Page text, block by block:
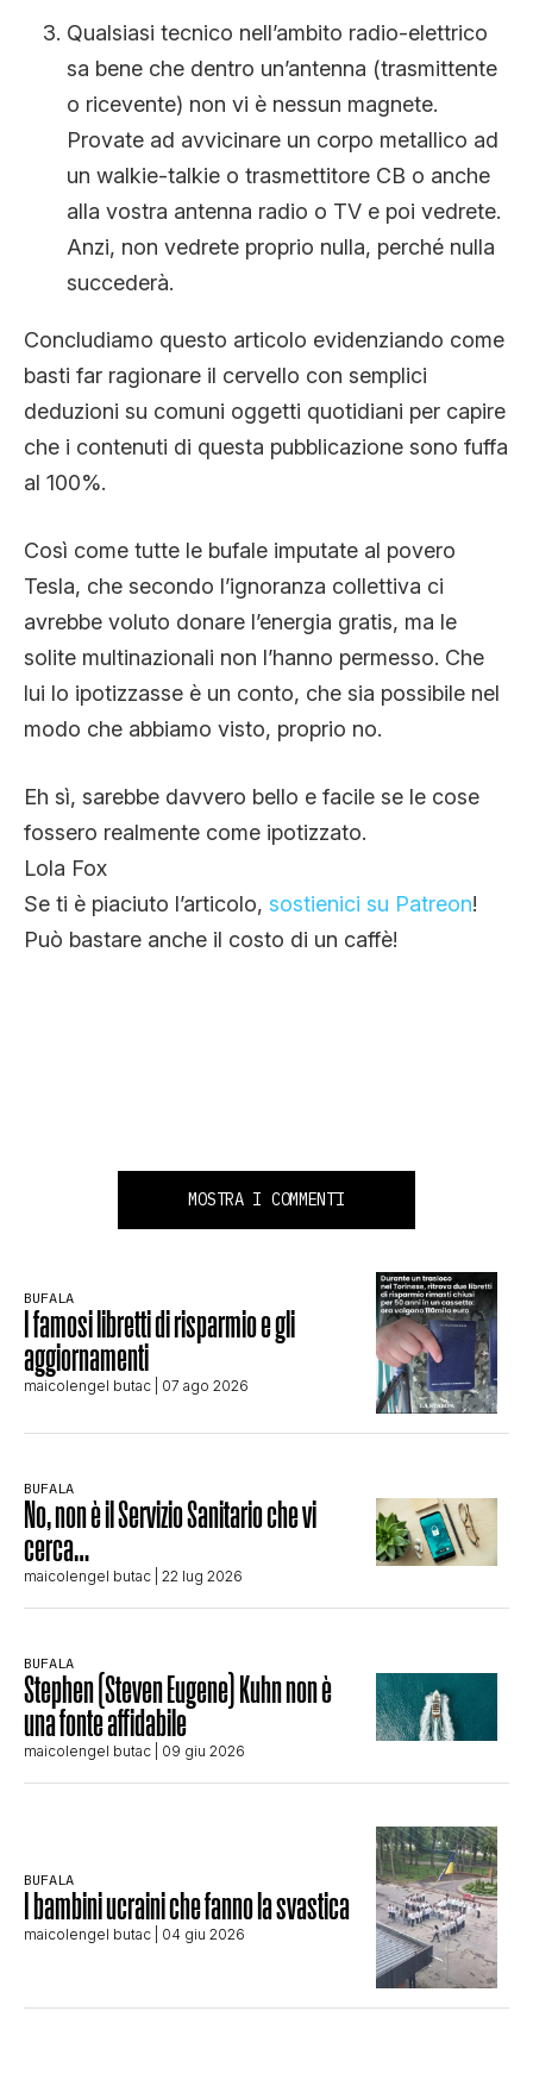
Qualsiasi tecnico nell’ambito radio-elettrico
sa bene che dentro un’antenna (trasmittente
o ricevente) non vi è nessun magnete.
Provate ad avvicinare un corpo metallico ad
un walkie-talkie o trasmettitore CB o anche
alla vostra antenna radio o TV e poi vedrete.
Anzi, non vedrete proprio nulla, perché nulla
succederà.
Concludiamo questo articolo evidenziando come
basti far ragionare il cervello con semplici
deduzioni su comuni oggetti quotidiani per capire
che i contenuti di questa pubblicazione sono fuffa
al 100%.
Così come tutte le bufale imputate al povero
Tesla, che secondo l’ignoranza collettiva ci
avrebbe voluto donare l’energia gratis, ma le
solite multinazionali non l’hanno permesso. Che
lui lo ipotizzasse è un conto, che sia possibile nel
modo che abbiamo visto, proprio no.
Eh sì, sarebbe davvero bello e facile se le cose
fossero realmente come ipotizzato.
Lola Fox
Se ti è piaciuto l’articolo, sostienici su Patreon!
Può bastare anche il costo di un caffè!
MOSTRA I COMMENTI
BUFALA
I famosi libretti di risparmio e gli
aggiornamenti
maicolengel butac | 07 ago 2026
BUFALA
No, non è il Servizio Sanitario che vi
cerca…
maicolengel butac | 22 lug 2026
BUFALA
Stephen (Steven Eugene) Kuhn non è
una fonte affidabile
maicolengel butac | 09 giu 2026
BUFALA
I bambini ucraini che fanno la svastica
maicolengel butac | 04 giu 2026